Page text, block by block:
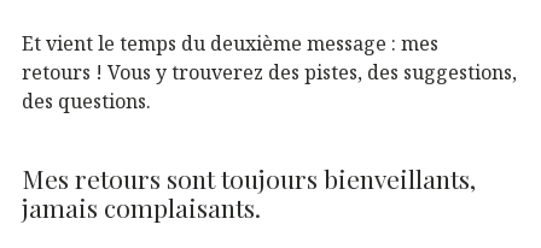
Et vient le temps du deuxième message : mes
retours ! Vous y trouverez des pistes, des suggestions,
des questions.
Mes retours sont toujours bienveillants,
jamais complaisants.